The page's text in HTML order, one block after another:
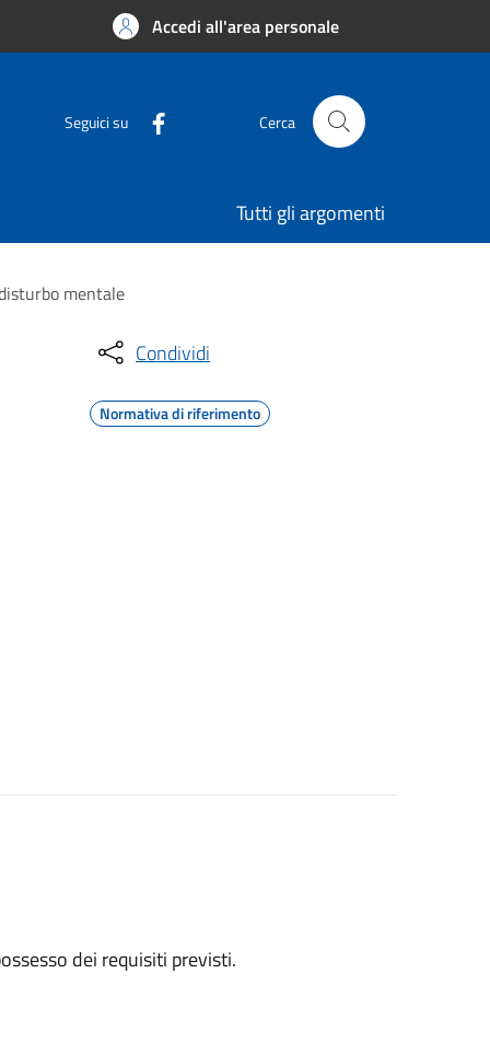
Accedi all'area personale
Seguici su Cerca
Tutti gli argomenti
mentale
Condividi
Normativa di riferimento
dei requisiti previsti.